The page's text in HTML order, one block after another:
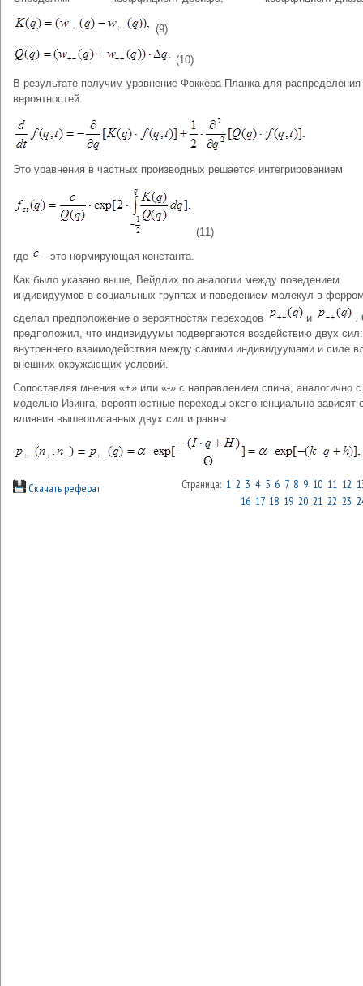
(9)
(10)
В результате получим уравнение Фоккера-Планка для распределения
вероятностей:
Это уравнения в частных производных решается интегрированием
(11)
где
– это нормирующая константа.
Как было указано выше, Вейдлих по аналогии между поведением
индивидуумов в социальных группах и поведением молекул в
сделал предположение о вероятностях переходов
и
.
предположил, что индивидуумы подвергаются воздействию двух
внутреннего взаимодействия между самими индивидуумами и силе
внешних окружающих условий.
Сопоставляя мнения «+» или «-» с направлением спина, аналогично с
моделью Изинга, вероятностные переходы экспоненциально зависят
влияния вышеописанных двух сил и равны:
Скачать реферат Страница: 1 2 3 4 5 6 7 8 9 10 11 12
16 17 18 19 20 21 22 23